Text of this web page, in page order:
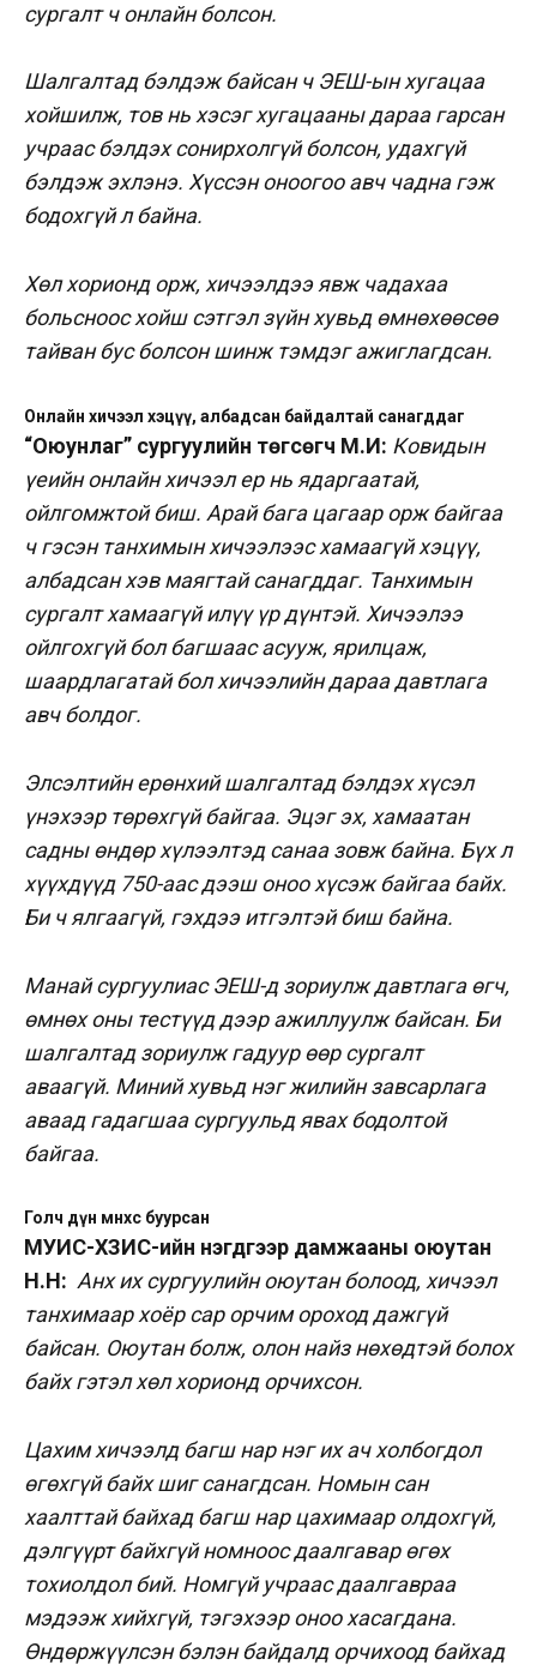
сургалт ч онлайн болсон.
Шалгалтад бэлдэж байсан ч ЭЕШ-ын хугацаа
хойшилж, тов нь хэсэг хугацааны дараа гарсан
учраас бэлдэх сонирхолгүй болсон, удахгүй
бэлдэж эхлэнэ. Хүссэн оноогоо авч чадна гэж
бодохгүй л байна.
Хөл хорионд орж, хичээлдээ явж чадахаа
больсноос хойш сэтгэл зүйн хувьд өмнөхөөсөө
тайван бус болсон шинж тэмдэг ажиглагдсан.
Онлайн хичээл хэцүү, албадсан байдалтай санагддаг
“Оюунлаг” сургуулийн төгсөгч М.И: Ковидын
үеийн онлайн хичээл ер нь ядаргаатай,
ойлгомжтой биш. Арай бага цагаар орж байгаа
ч гэсэн танхимын хичээлээс хамаагүй хэцүү,
албадсан хэв маягтай санагддаг. Танхимын
сургалт хамаагүй илүү үр дүнтэй. Хичээлээ
ойлгохгүй бол багшаас асууж, ярилцаж,
шаардлагатай бол хичээлийн дараа давтлага
авч болдог.
Элсэлтийн ерөнхий шалгалтад бэлдэх хүсэл
үнэхээр төрөхгүй байгаа. Эцэг эх, хамаатан
садны өндөр хүлээлтэд санаа зовж байна. Бүх л
хүүхдүүд 750-аас дээш оноо хүсэж байгаа байх.
Би ч ялгаагүй, гэхдээ итгэлтэй биш байна.
Манай сургуулиас ЭЕШ-д зориулж давтлага өгч,
өмнөх оны тестүүд дээр ажиллуулж байсан. Би
шалгалтад зориулж гадуур өөр сургалт
аваагүй. Миний хувьд нэг жилийн завсарлага
аваад гадагшаа сургуульд явах бодолтой
байгаа.
Голч дүн өмнөхөөсөө буурсан
МУИС-ХЗИС-ийн нэгдүгээр дамжааны оюутан
Н.Н: Анх их сургуулийн оюутан болоод, хичээл
танхимаар хоёр сар орчим ороход дажгүй
байсан. Оюутан болж, олон найз нөхөдтэй болох
байх гэтэл хөл хорионд орчихсон.
Цахим хичээлд багш нар нэг их ач холбогдол
өгөхгүй байх шиг санагдсан. Номын сан
хаалттай байхад багш нар цахимаар олдохгүй,
дэлгүүрт байхгүй номноос даалгавар өгөх
тохиолдол бий. Номгүй учраас даалгавраа
мэдээж хийхгүй, тэгэхээр оноо хасагдана.
Өндөржүүлсэн бэлэн байдалд орчихоод байхад